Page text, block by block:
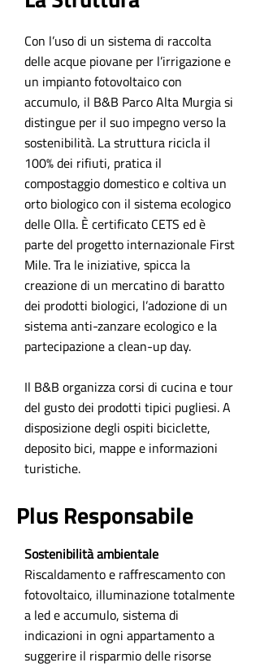
Con l’uso di un sistema di raccolta
delle acque piovane per l’irrigazione e
un impianto fotovoltaico con
accumulo, il B&B Parco Alta Murgia si
distingue per il suo impegno verso la
sostenibilità. La struttura ricicla il
100% dei rifiuti, pratica il
compostaggio domestico e coltiva un
orto biologico con il sistema ecologico
delle Olla. È certificato CETS ed è
parte del progetto internazionale First
Mile. Tra le iniziative, spicca la
creazione di un mercatino di baratto
dei prodotti biologici, l’adozione di un
sistema anti-zanzare ecologico e la
partecipazione a clean-up day.
Il B&B organizza corsi di cucina e tour
del gusto dei prodotti tipici pugliesi. A
disposizione degli ospiti biciclette,
deposito bici, mappe e informazioni
turistiche.
Plus Responsabile
Sostenibilità ambientale
Riscaldamento e raffrescamento con
fotovoltaico, illuminazione totalmente
a led e accumulo, sistema di
indicazioni in ogni appartamento a
suggerire il risparmio delle risorse